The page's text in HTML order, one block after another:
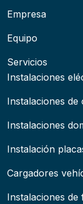
Empresa
Equipo
Servicios
Instalaciones
Instalaciones
Instalaciones
Instalación
Cargadores
Instalaciones